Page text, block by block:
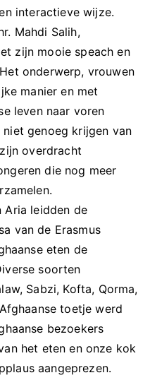
interactieve wijze.
Mahdi Salih,
zijn mooie speach en
onderwerp, vrouwen
manier en met
leven naar voren
genoeg krijgen van
overdracht
die nog meer
Aria leidden de
van de Erasmus
eten de
soorten
Sabzi, Kofta, Qorma,
toetje werd
bezoekers
het eten en onze kok
aangeprezen.